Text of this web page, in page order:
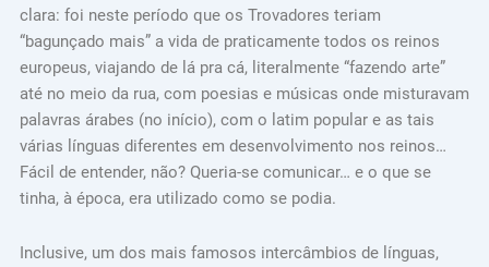
clara: foi neste período que os Trovadores teriam
“bagunçado mais” a vida de praticamente todos os reinos
europeus, viajando de lá pra cá, literalmente “fazendo arte”
até no meio da rua, com poesias e músicas onde misturavam
palavras árabes (no início), com o latim popular e as tais
várias línguas diferentes em desenvolvimento nos reinos…
Fácil de entender, não? Queria-se comunicar… e o que se
tinha, à época, era utilizado como se podia.
Inclusive, um dos mais famosos intercâmbios de línguas,